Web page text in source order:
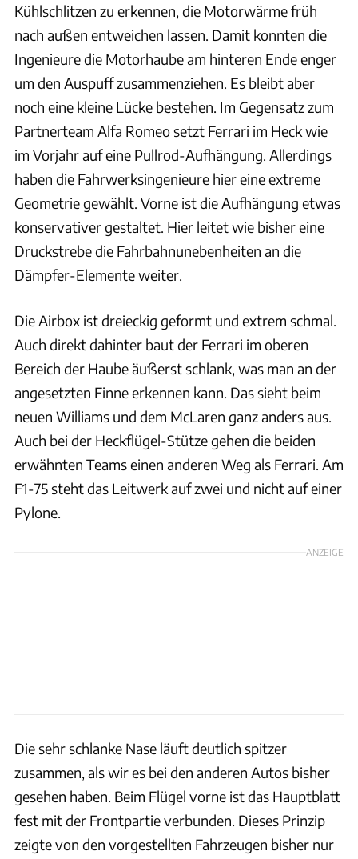
Kühlschlitzen zu erkennen, die Motorwärme früh
nach außen entweichen lassen. Damit konnten die
Ingenieure die Motorhaube am hinteren Ende enger
um den Auspuff zusammenziehen. Es bleibt aber
noch eine kleine Lücke bestehen. Im Gegensatz zum
Partnerteam Alfa Romeo setzt Ferrari im Heck wie
im Vorjahr auf eine Pullrod-Aufhängung. Allerdings
haben die Fahrwerksingenieure hier eine extreme
Geometrie gewählt. Vorne ist die Aufhängung etwas
konservativer gestaltet. Hier leitet wie bisher eine
Druckstrebe die Fahrbahnunebenheiten an die
Dämpfer-Elemente weiter.
Die Airbox ist dreieckig geformt und extrem schmal.
Auch direkt dahinter baut der Ferrari im oberen
Bereich der Haube äußerst schlank, was man an der
angesetzten Finne erkennen kann. Das sieht beim
neuen Williams und dem McLaren ganz anders aus.
Auch bei der Heckflügel-Stütze gehen die beiden
erwähnten Teams einen anderen Weg als Ferrari. Am
F1-75 steht das Leitwerk auf zwei und nicht auf einer
Pylone.
ANZEIGE
Die sehr schlanke Nase läuft deutlich spitzer
zusammen, als wir es bei den anderen Autos bisher
gesehen haben. Beim Flügel vorne ist das Hauptblatt
fest mit der Frontpartie verbunden. Dieses Prinzip
zeigte von den vorgestellten Fahrzeugen bisher nur